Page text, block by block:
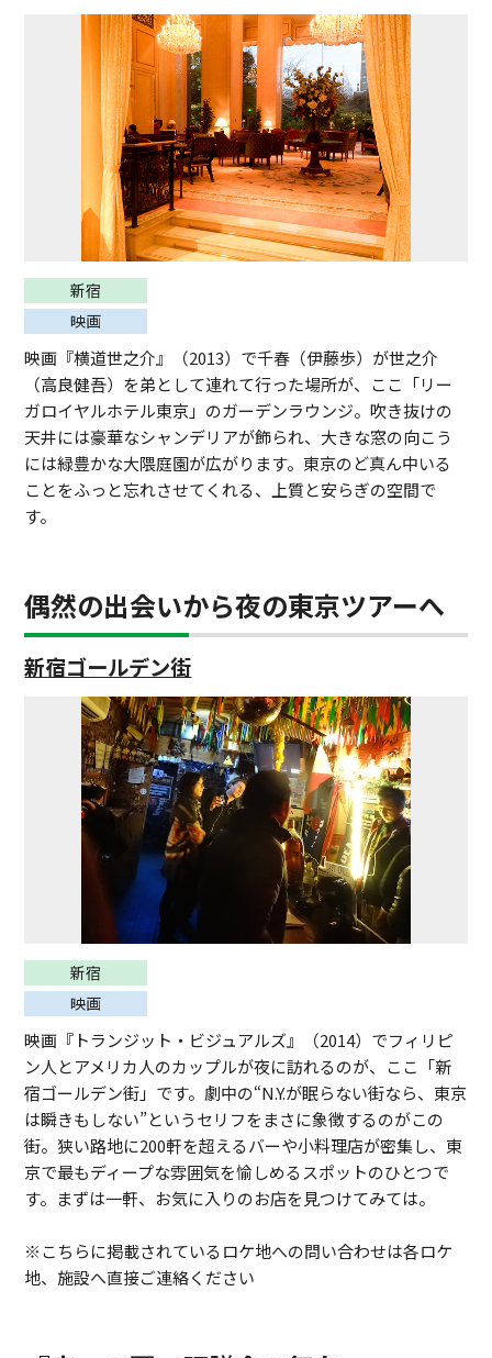
新宿
映画
映画『横道世之介』（2013）で千春（伊藤歩）が世之介
（高良健吾）を弟として連れて行った場所が、ここ「リー
ガロイヤルホテル東京」のガーデンラウンジ。吹き抜けの
天井には豪華なシャンデリアが飾られ、大きな窓の向こう
には緑豊かな大隈庭園が広がります。東京のど真ん中いる
ことをふっと忘れさせてくれる、上質と安らぎの空間で
す。
偶然の出会いから夜の東京ツアーへ
新宿ゴールデン街
新宿
映画
映画『トランジット・ビジュアルズ』（2014）でフィリピ
ン人とアメリカ人のカップルが夜に訪れるのが、ここ「新
宿ゴールデン街」です。劇中の“N.Y.が眠らない街なら、東京
は瞬きもしない”というセリフをまさに象徴するのがこの
街。狭い路地に200軒を超えるバーや小料理店が密集し、東
京で最もディープな雰囲気を愉しめるスポットのひとつで
す。まずは一軒、お気に入りのお店を見つけてみては。
※こちらに掲載されているロケ地への問い合わせは各ロケ
地、施設へ直接ご連絡ください